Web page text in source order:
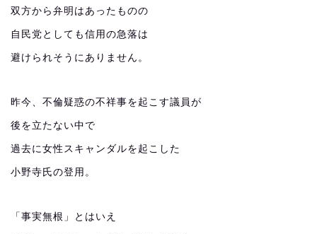
双方から弁明はあったものの
自民党としても信用の急落は
避けられそうにありません。
昨今、不倫疑惑の不祥事を起こす議員が
後を立たない中で
過去に女性スキャンダルを起こした
小野寺氏の登用。
「事実無根」とはいえ